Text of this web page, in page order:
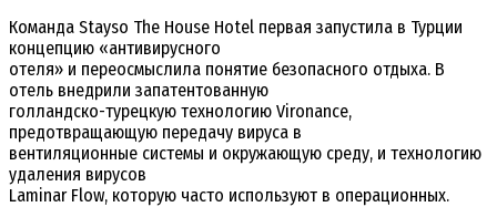
Команда Stayso The House Hotel первая запустила в Турции
концепцию «антивирусного
отеля» и переосмыслила понятие безопасного отдыха. В
отель внедрили запатентованную
голландско-турецкую технологию Vironance,
предотвращающую передачу вируса в
вентиляционные системы и окружающую среду, и технологию
удаления вирусов
Laminar Flow, которую часто используют в операционных.